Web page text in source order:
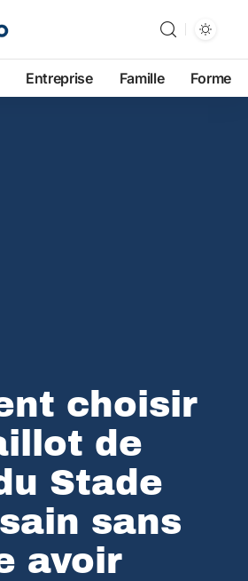
Entreprise Famille Forme
choisir
de
Stade
sans
avoir